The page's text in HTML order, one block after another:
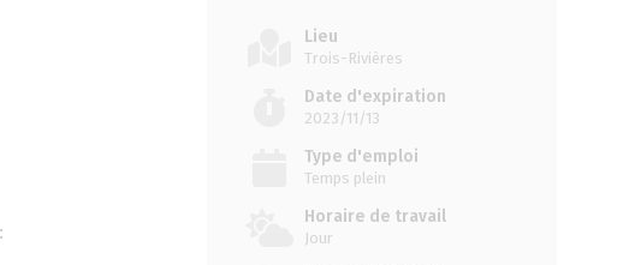
Lieu
Trois-Rivières
Date d'expiration
2023/11/13
Type d'emploi
Temps plein
Horaire de travail
Jour